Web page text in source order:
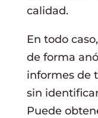
calidad.
En todo
de forma
informes de
sin
Puede